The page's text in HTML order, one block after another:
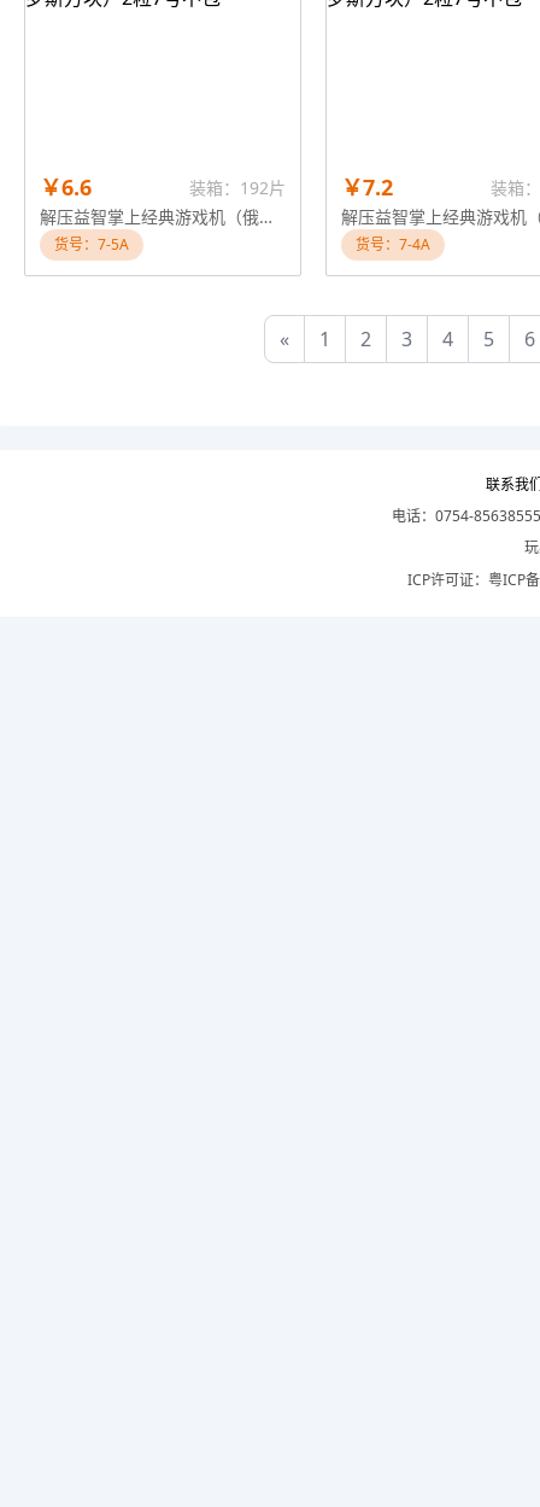
￥6.6
装箱：192片
解压益智掌上经典游戏机（俄罗斯方块）2粒7号不包
货号：7-5A
￥7.2 装箱
货号：7-4A
« 1 2 3 4 5 6
联系我
电话：0754-
ICP许可证： 粤ICP